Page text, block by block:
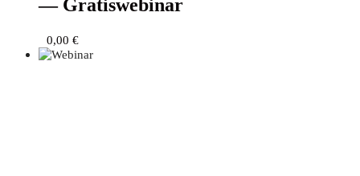
— Gratiswebinar
0,00 €